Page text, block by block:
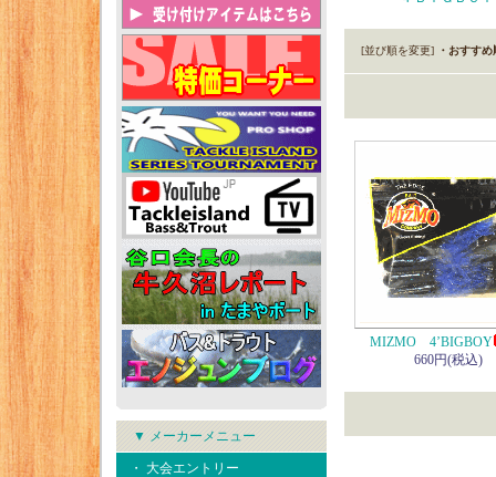
▼ メーカーメニュー
・ 大会エントリー
[並び順を変更] ・おすすめ
MIZMO 4’BIGBOY
660円(税込)